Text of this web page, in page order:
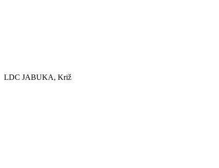
LDC JABUKA, Križ